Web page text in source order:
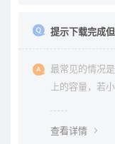
提示下载完成
最常见的情况
上的容量，若
查看详情